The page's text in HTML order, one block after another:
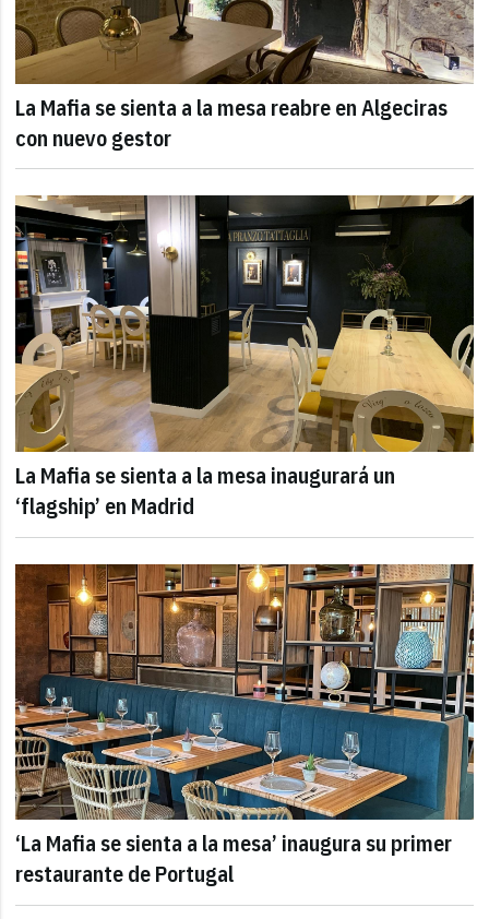
La Mafia se sienta a la mesa reabre en Algeciras
con nuevo gestor
La Mafia se sienta a la mesa inaugurará un
‘flagship’ en Madrid
‘La Mafia se sienta a la mesa’ inaugura su primer
restaurante de Portugal